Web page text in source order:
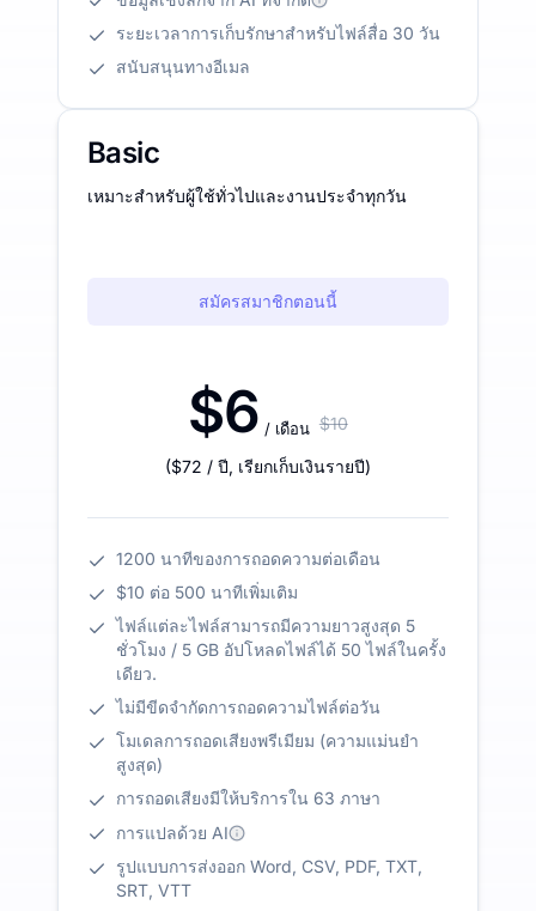
ระยะเวลาการเก็บรักษาสำหรับไฟล์สื่อ 30 วัน
สนับสนุนทางอีเมล
Basic
เหมาะสำหรับผู้ใช้ทั่วไปและงานประจำทุกวัน
สมัครสมาชิกตอนนี้
$6 / เดือน $10
($72 / ปี, เรียกเก็บเงินรายปี)
1200 นาทีของการถอดความต่อเดือน
$10 ต่อ 500 นาทีเพิ่มเติม
ไฟล์แต่ละไฟล์สามารถมีความยาวสูงสุด 5
ชั่วโมง / 5 GB อัปโหลดไฟล์ได้ 50 ไฟล์ในครั้ง
เดียว.
ไม่มีขีดจำกัดการถอดความไฟล์ต่อวัน
โมเดลการถอดเสียงพรีเมียม (ความแม่นยำ
สูงสุด)
การถอดเสียงมีให้บริการใน 63 ภาษา
การแปลด้วย AI
รูปแบบการส่งออก Word, CSV, PDF, TXT,
SRT, VTT